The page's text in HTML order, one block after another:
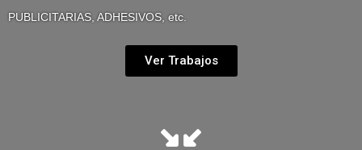
PUBLICITARIAS, ADHESIVOS, etc.
Ver Trabajos